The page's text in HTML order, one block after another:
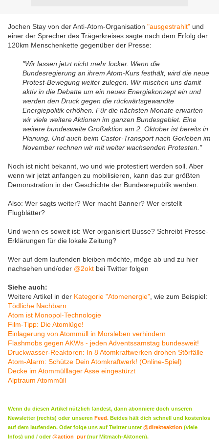
Jochen Stay von der Anti-Atom-Organisation "ausgestrahlt" und
einer der Sprecher des Trägerkreises sagte nach dem Erfolg der
120km Menschenkette gegenüber der Presse:
"Wir lassen jetzt nicht mehr locker. Wenn die
Bundesregierung an ihrem Atom-Kurs festhält, wird die neue
Protest-Bewegung weiter zulegen. Wir mischen uns damit
aktiv in die Debatte um ein neues Energiekonzept ein und
werden den Druck gegen die rückwärtsgewandte
Energiepolitik erhöhen. Für die nächsten Monate erwarten
wir viele weitere Aktionen im ganzen Bundesgebiet. Eine
weitere bundesweite Großaktion am 2. Oktober ist bereits in
Planung. Und auch beim Castor-Transport nach Gorleben im
November rechnen wir mit weiter wachsenden Protesten."
Noch ist nicht bekannt, wo und wie protestiert werden soll. Aber
wenn wir jetzt anfangen zu mobilisieren, kann das zur größten
Demonstration in der Geschichte der Bundesrepublik werden.
Also: Wer sagts weiter? Wer macht Banner? Wer erstellt
Flugblätter?
Und wenn es soweit ist: Wer organisiert Busse? Schreibt Presse-
Erklärungen für die lokale Zeitung?
Wer auf dem laufenden bleiben möchte, möge ab und zu hier
nachsehen und/oder @2okt bei Twitter folgen
Siehe auch:
Weitere Artikel in der Kategorie "Atomenergie" , wie zum Beispiel:
Tödliche Nachbarn
Atom ist Monopol-Technologie
Film-Tipp: Die Atomlüge!
Einlagerung von Atommüll in Morsleben verhindern
Flashmobs gegen AKWs - jeden Adventssamstag bundesweit!
Druckwasser-Reaktoren: In 8 Atomkraftwerken drohen Störfälle
Atom-Alarm: Schütze Dein Atomkraftwerk! (Online-Spiel)
Decke im Atommülllager Asse eingestürzt
Alptraum Atommüll
Wenn du diesen Artikel nützlich fandest, dann abonniere doch unseren
Newsletter (rechts) oder unseren Feed. Beides hält dich schnell und kostenlos
auf dem laufenden. Oder folge uns auf Twitter unter@direkteaktion (viele
Infos) und / oder@action_pur(nur Mitmach-Aktonen).